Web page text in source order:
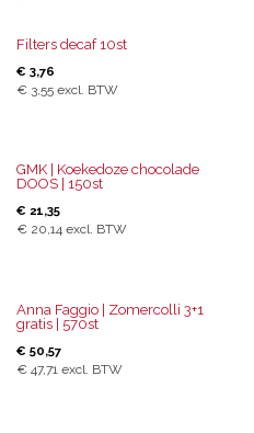
Filters decaf 10st
€ 3,76
€ 3,55 excl. BTW
GMK | Koekedoze chocolade
DOOS | 150st
€ 21,35
€ 20,14 excl. BTW
Anna Faggio | Zomercolli 3+1
gratis | 570st
€ 50,57
€ 47,71 excl. BTW